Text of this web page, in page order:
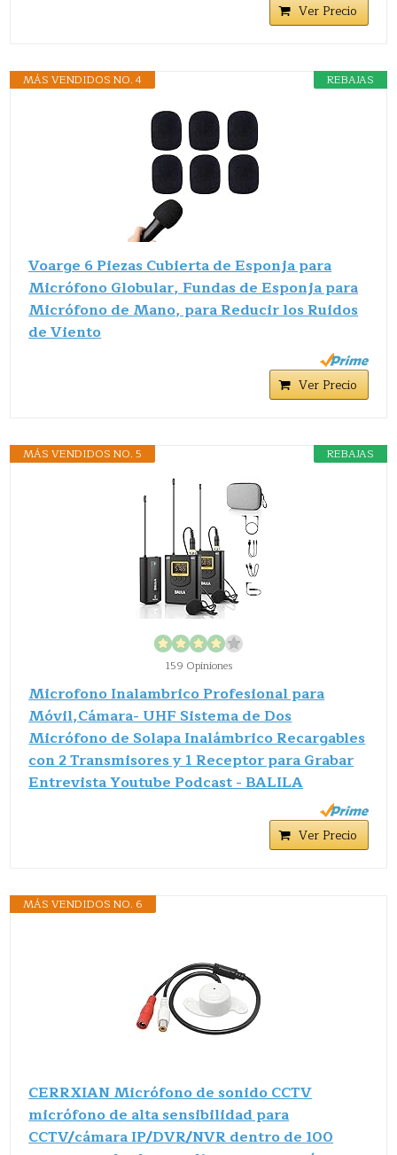
Ver Precio
REBAJAS
MÁS VENDIDOS NO. 4
Voarge 6 Piezas Cubierta de Esponja para
Micrófono Globular, Fundas de Esponja para
Micrófono de Mano, para Reducir los Ruidos
de Viento
Ver Precio
REBAJAS
MÁS VENDIDOS NO. 5
159 Opiniones
Microfono Inalambrico Profesional para
Móvil,Cámara- UHF Sistema de Dos
Micrófono de Solapa Inalámbrico Recargables
con 2 Transmisores y 1 Receptor para Grabar
Entrevista Youtube Podcast - BALILA
Ver Precio
MÁS VENDIDOS NO. 6
CERRXIAN Micrófono de sonido CCTV
micrófono de alta sensibilidad para
CCTV/cámara IP/DVR/NVR dentro de 100